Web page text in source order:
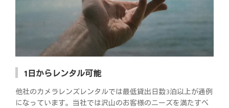
1日からレンタル可能
他社のカメラレンズレンタルでは最低貸出日数3泊以上が通例
になっています。当社では沢山のお客様のニーズを満たすべ